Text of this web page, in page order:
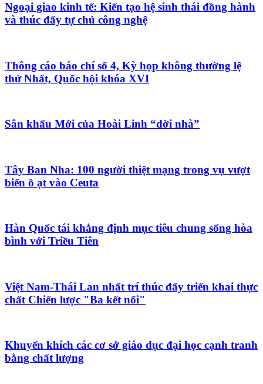
Ngoại giao kinh tế: Kiến tạo hệ sinh thái đồng hành
và thúc đẩy tự chủ công nghệ
Thông cáo báo chí số 4, Kỳ họp không thường lệ
thứ Nhất, Quốc hội khóa XVI
Sân khấu Mới của Hoài Linh “dời nhà”
Tây Ban Nha: 100 người thiệt mạng trong vụ vượt
biển ồ ạt vào Ceuta
Hàn Quốc tái khẳng định mục tiêu chung sống hòa
bình với Triều Tiên
Việt Nam-Thái Lan nhất trí thúc đẩy triển khai thực
chất Chiến lược "Ba kết nối"
Khuyến khích các cơ sở giáo dục đại học cạnh tranh
bằng chất lượng